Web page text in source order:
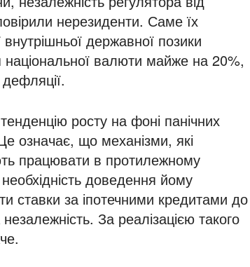
нерезиденти. Саме їх
державної позики
національної валюти майже на 20%,
росту на фоні панічних
означає, що механізми, які
працювати в протилежному
доведення йому
ставки за іпотечними кредитами до
За реалізацією такого